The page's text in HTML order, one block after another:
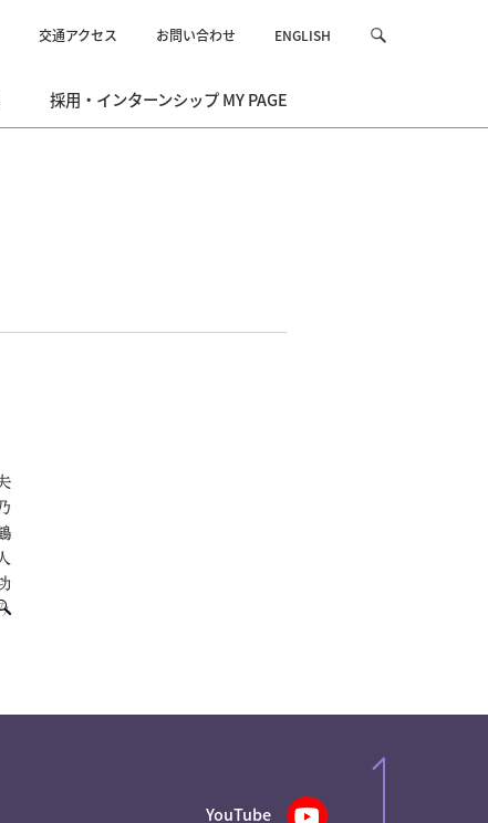
交通アクセス お問い合わせ ENGLISH
サ
を
採用・インターンシップ MY PAGE
YouTube